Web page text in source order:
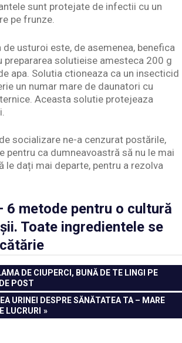
sunt protejate de infectii cu un
pe frunze.
usturoi este, de asemenea, benefica
prepararea solutieise amesteca 200 g
apa. Solutia ctioneaza ca un insecticid
un numar mare de daunatori cu
Aceasta solutie protejeaza
socializare ne-a cenzurat postările,
pentru ca dumneavoastră să nu le mai
le dați mai departe, pentru a rezolva
6 metode pentru o cultură
Toate ingredientele se
DE CIUPERCI, BUNĂ DE TE LINGI PE
POST
URINEI DESPRE SĂNĂTATEA TA – MARE
LUCRURI